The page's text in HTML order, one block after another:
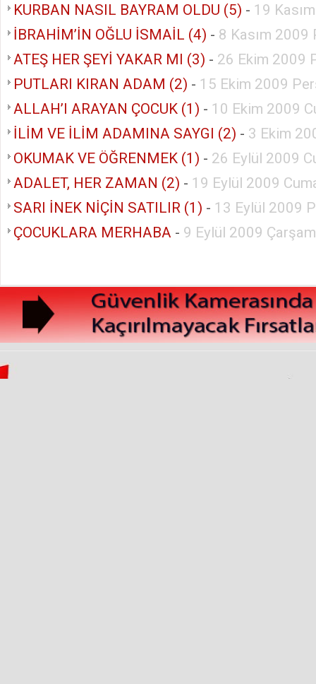
KURBAN NASIL BAYRAM OLDU (5) - 19
İBRAHİM’İN OĞLU İSMAİL (4) - 8 Kasım 2009
ATEŞ HER ŞEYİ YAKAR MI (3) - 26 Ekim 2009
PUTLARI KIRAN ADAM (2) - 15 Ekim 2009
ALLAH’I ARAYAN ÇOCUK (1) - 10 Ekim 2009
İLİM VE İLİM ADAMINA SAYGI (2) - 3 Ekim
OKUMAK VE ÖĞRENMEK (1) - 26 Eylül 2009
ADALET, HER ZAMAN (2) - 19 Eylül 2009
SARI İNEK NİÇİN SATILIR (1) - 13 Eylül 2009
ÇOCUKLARA MERHABA - 9 Eylül 2009